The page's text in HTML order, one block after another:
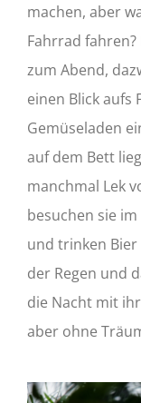
machen, aber
Fahrrad
zum Abend,
einen Blick aufs
Gemüseladen
auf dem Bett
manchmal Lek
besuchen sie
und trinken
der Regen und
die Nacht mit
aber ohne